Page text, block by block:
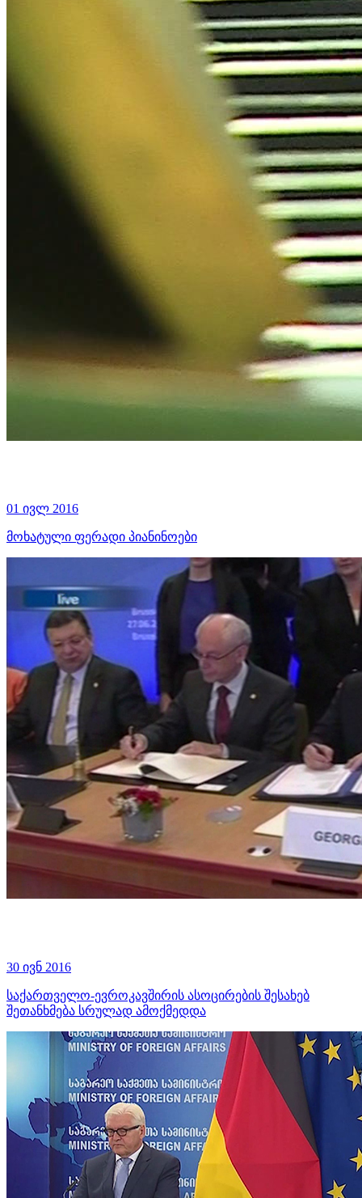
01 ივლ 2016
მოხატული ფერადი პიანინოები
30 ივნ 2016
საქართველო-ევროკავშირის ასოცირების შესახებ
შეთანხმება სრულად ამოქმედდა